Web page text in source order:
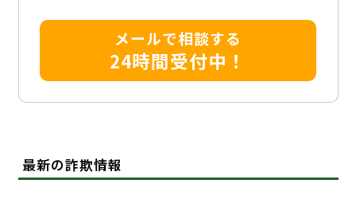
メールで相談する
24時間受付中！
最新の詐欺情報